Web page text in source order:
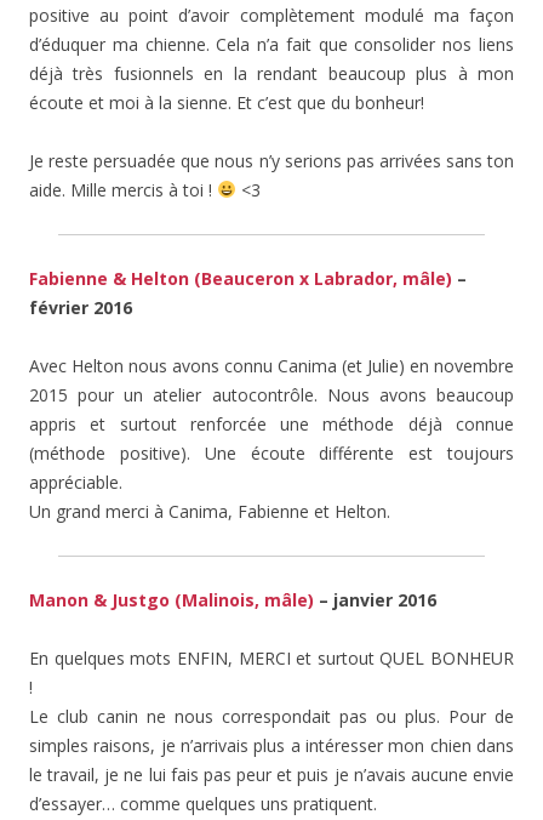
positive au point d’avoir complètement modulé ma façon
d’éduquer ma chienne. Cela n’a fait que consolider nos liens
déjà très fusionnels en la rendant beaucoup plus à mon
écoute et moi à la sienne. Et c’est que du bonheur!
Je reste persuadée que nous n’y serions pas arrivées sans ton
aide. Mille mercis à toi !
<3
Fabienne & Helton (Beauceron x Labrador, mâle) –
février 2016
Avec Helton nous avons connu Canima (et Julie) en novembre
2015 pour un atelier autocontrôle. Nous avons beaucoup
appris et surtout renforcée une méthode déjà connue
(méthode positive). Une écoute différente est toujours
appréciable.
Un grand merci à Canima, Fabienne et Helton.
Manon & Justgo (Malinois, mâle) – janvier 2016
En quelques mots ENFIN, MERCI et surtout QUEL BONHEUR
!
Le club canin ne nous correspondait pas ou plus. Pour de
simples raisons, je n’arrivais plus a intéresser mon chien dans
le travail, je ne lui fais pas peur et puis je n’avais aucune envie
d’essayer… comme quelques uns pratiquent.